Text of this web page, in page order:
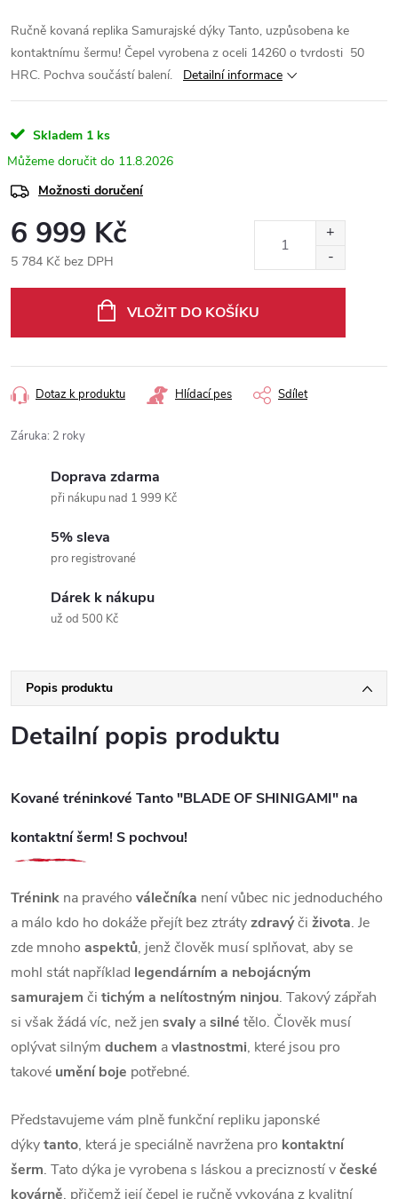
Ručně kovaná replika Samurajské dýky Tanto, uzpůsobena ke
kontaktnímu šermu! Čepel vyrobena z oceli 14260 o tvrdosti 50
HRC. Pochva součástí balení.
Detailní informace
Skladem 1 ks
11.8.2026
Možnosti doručení
6 999 Kč
5 784 Kč bez DPH
VLOŽIT DO KOŠÍKU
Dotaz k produktu Hlídací pes Sdílet
Záruka: 2 roky
Doprava zdarma
při nákupu nad 1 999 Kč
5% sleva
pro registrované
Dárek k nákupu
už od 500 Kč
Popis produktu
Detailní popis produktu
Kované tréninkové Tanto "BLADE OF SHINIGAMI" na
kontaktní šerm! S pochvou!
Trénink na pravého válečníka není vůbec nic jednoduchého
a málo kdo ho dokáže přejít bez ztrátyzdravýči života. Je
zde mnoho aspektů, jenž člověk musí splňovat, aby se
mohl stát například legendárním a nebojácným
samurajem či tichým a nelítostným ninjou. Takový zápřah
si však žádá víc, než jen svalyasilné tělo. Člověk musí
oplývat silným duchem avlastnostmi, které jsou pro
takové umění boje potřebné.
Představujeme vám plně funkční repliku japonské
dýkytanto, která je speciálně navržena pro kontaktní
šerm. Tato dýka je vyrobena s láskou a precizností včeské
kovárně, přičemž její čepel je ručně vykována z kvalitní